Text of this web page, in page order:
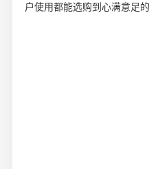
户使用都能选购到心满意足